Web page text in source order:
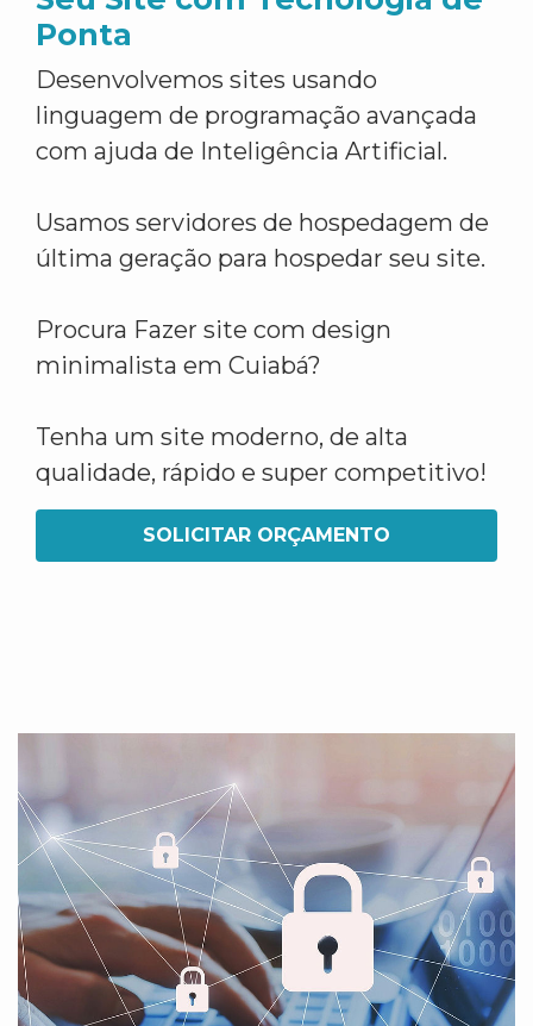
Ponta
Desenvolvemos sites usando
linguagem de programação avançada
com ajuda de Inteligência Artificial.
Usamos servidores de hospedagem de
última geração para hospedar seu site.
Procura Fazer site com design
minimalista em Cuiabá?
Tenha um site moderno, de alta
qualidade, rápido e super competitivo!
SOLICITAR ORÇAMENTO